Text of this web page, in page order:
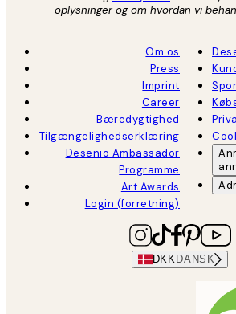
oplysninger og om hvordan vi
Om os
Press
Imprint
Career
Bæredygtighed
Tilgængelighedserklæring
Desenio Ambassador
Programme
Art Awards
Login (forretning)
DKK DANSK